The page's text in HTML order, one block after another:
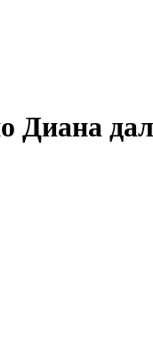
Диана